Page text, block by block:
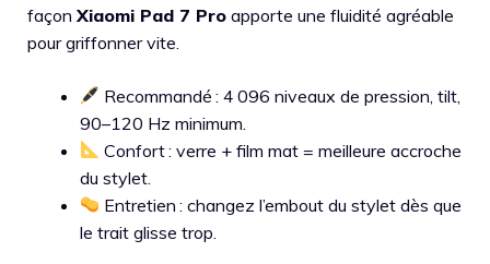
façon Xiaomi Pad 7 Pro apporte une fluidité agréable
pour griffonner vite.
Recommandé : 4 096 niveaux de pression, tilt,
90–120 Hz minimum.
Confort : verre + film mat = meilleure accroche
du stylet.
Entretien : changez l’embout du stylet dès que
le trait glisse trop.